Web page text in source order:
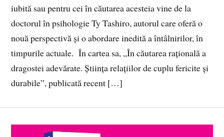
iubită sau pentru cei în căutarea acesteia vine de la
doctorul în psihologie Ty Tashiro, autorul care oferă o
nouă perspectivă și o abordare inedită a întâlnirilor, în
timpurile actuale. În cartea sa, „În căutarea rațională a
dragostei adevărate. Știința relațiilor de cuplu fericite și
durabile”, publicată recent […]